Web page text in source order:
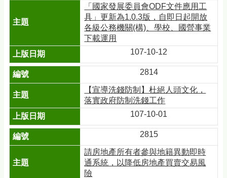
「國家發展委員會ODF文件應用工
具」更新為1.0.3版，自即日起開放
各級公務機關(構)、學校、國營事業
下載運用
107-10-12
2814
【宣導洗錢防制】杜絕人頭文化，
落實政府防制洗錢工作
107-10-01
2815
請房地產所有者參與地籍異動即時
通系統，以降低房地產買賣交易風
險